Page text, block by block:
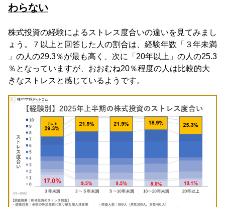
わらない
株式投資の経験によるストレス度合いの違いを見てみまし
ょう。７以上と回答した人の割合は、経験年数「３年未満
」の人の29.3％が最も高く、次に「20年以上」の人の25.3
％となっていますが、おおむね20％程度の人は比較的大
きなストレスと感じているようです。